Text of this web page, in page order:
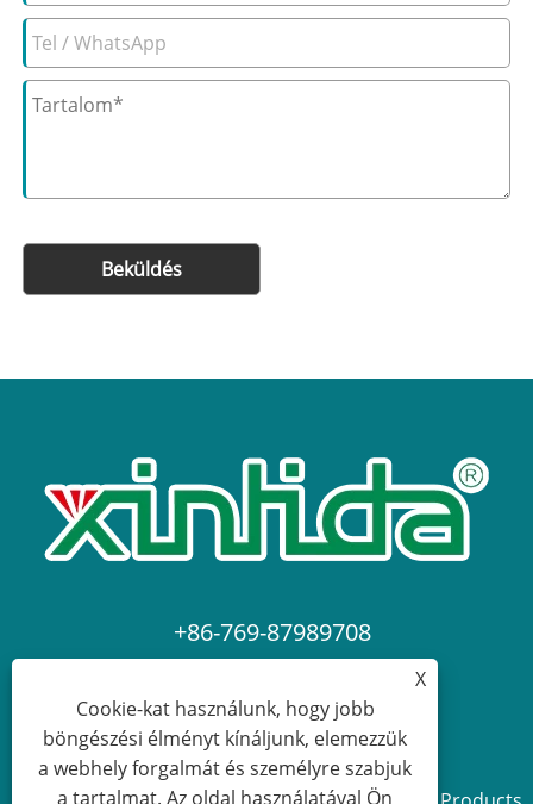
Beküldés
+86-769-87989708
X
Cookie-kat használunk, hogy jobb
böngészési élményt kínáljunk, elemezzük
a webhely forgalmát és személyre szabjuk
a tartalmat. Az oldal használatával Ön